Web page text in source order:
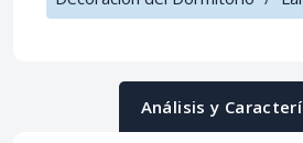
Análisis y